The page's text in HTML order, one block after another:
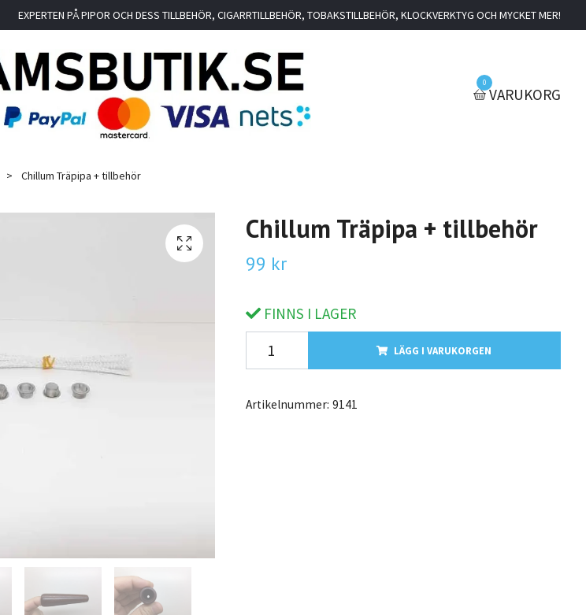
EXPERTEN PÅ PIPOR OCH DESS TILLBEHÖR, CIGARRTILLBEHÖR, TOBAKSTILLBEHÖR, KLOCKVERKTYG OCH MYCKET MER!
0
VARUKORG
Chillum Träpipa + tillbehör
Chillum Träpipa + tillbehör
99 kr
FINNS I LAGER
LÄGG I VARUKORGEN
Artikelnummer: 9141